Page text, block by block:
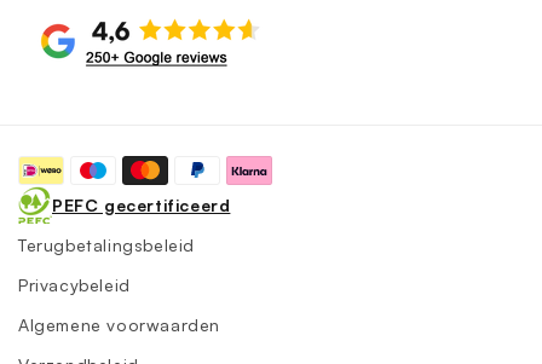
PEFC gecertificeerd
Terugbetalingsbeleid
Privacybeleid
Algemene voorwaarden
Betaalmethoden